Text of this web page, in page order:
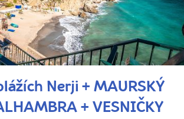
Nerji + MAURSKÝ
+ VESNIČKY